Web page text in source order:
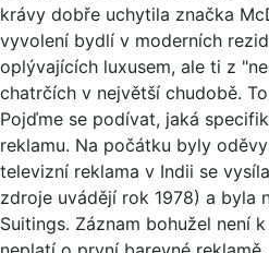
krávy dobře uchytila značka
vyvolení bydlí v moderních
oplývajících luxusem, ale ti z
chatrčích v největší chudobě.
Pojďme se podívat, jaká
reklamu. Na počátku byly
televizní reklama v Indii se
zdroje uvádějí rok 1978) a byla
Suitings. Záznam bohužel není